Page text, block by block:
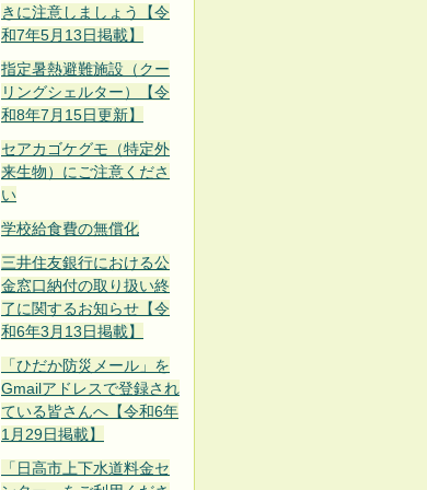
きに注意しましょう【令
和7年5月13日掲載】
指定暑熱避難施設（クー
リングシェルター）【令
和8年7月15日更新】
セアカゴケグモ（特定外
来生物）にご注意くださ
い
学校給食費の無償化
三井住友銀行における公
金窓口納付の取り扱い終
了に関するお知らせ【令
和6年3月13日掲載】
「ひだか防災メール」を
Gmailアドレスで登録され
ている皆さんへ【令和6年
1月29日掲載】
「日高市上下水道料金セ